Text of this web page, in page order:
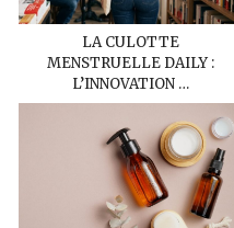
LA CULOTTE
MENSTRUELLE DAILY :
L’INNOVATION …